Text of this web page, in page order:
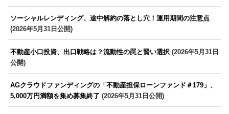
ソーシャルレンディング、途中解約の落とし穴！運用期間の注意点
(2026年5月31日公開)
不動産小口投資、出口戦略は？流動性の罠と賢い選択 (2026年5月31日
公開)
AGクラウドファンディングの「不動産担保ローンファンド＃179」、
5,000万円満額を集め募集終了 (2026年5月31日公開)